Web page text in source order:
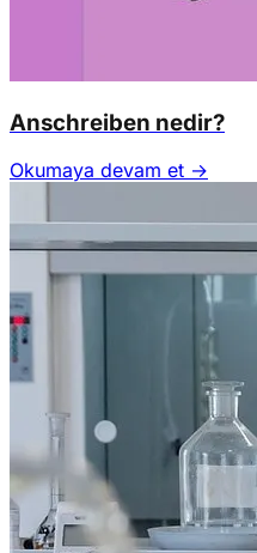
Anschreiben nedir?
Okumaya devam et →